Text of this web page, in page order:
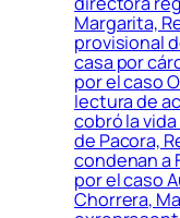
Margarita,
provisional
casa por
por el caso
lectura de
cobró la
de Pacora,
condenan a
por el caso
Chorrera,